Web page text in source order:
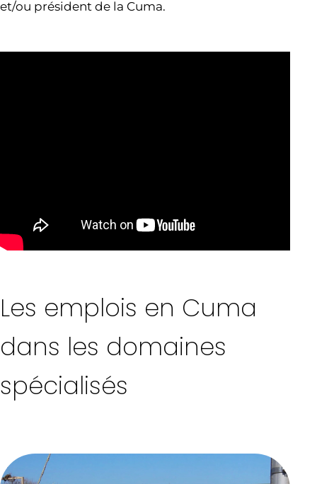
et/ou président de la Cuma.
Les emplois en Cuma
dans les domaines
spécialisés